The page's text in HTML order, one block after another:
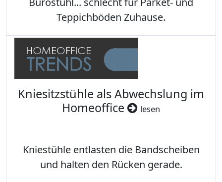
Teppichböden Zuhause.
Kniesitzstühle als Abwechslung im
Homeoffice
lesen
Kniestühle entlasten die Bandscheiben
und halten den Rücken gerade.